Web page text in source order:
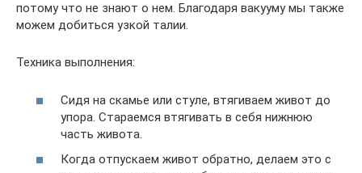
потому что не знают о нем. Благодаря вакууму мы также
можем добиться узкой талии.
Техника выполнения:
Сидя на скамье или стуле, втягиваем живот до
упора. Стараемся втягивать в себя нижнюю
часть живота.
Когда отпускаем живот обратно, делаем это с